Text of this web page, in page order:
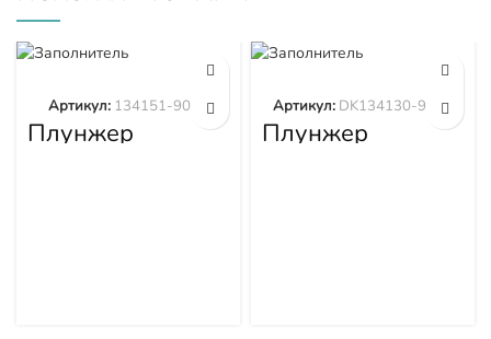
Плунжер
134151-9020
Артикул: 134151-9020
Плунжер
DK134130-9320
Артикул: DK134130-9320